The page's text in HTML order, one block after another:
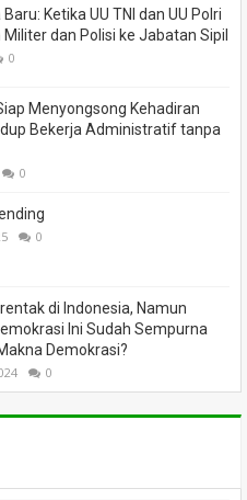
Ketika UU TNI dan UU Polri
dan Polisi ke Jabatan Sipil
0
Menyongsong Kehadiran
Bekerja Administratif tanpa
0
0
di Indonesia, Namun
Ini Sudah Sempurna
Demokrasi?
0